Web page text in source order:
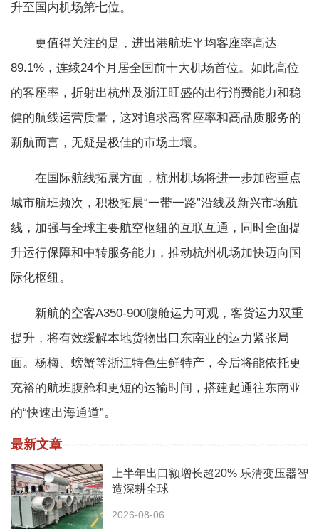
升至国内机场第七位。
更值得关注的是，进出港航班平均客座率高达
89.1%，连续24个月居全国前十大机场首位。如此高位
的客座率，折射出杭州及浙江旺盛的出行消费能力和稳
健的航线运营质量，这对追求高客座率和高品质服务的
新航而言，无疑是极佳的市场土壤。
在国际航线拓展方面，杭州机场将进一步加密重点
城市航班频次，积极拓展“一带一路”沿线及新兴市场航
线，加强与全球主要航空枢纽的互联互通，同时全面提
升运行保障和中转服务能力，推动杭州机场加快迈向国
际化枢纽。
新航的空客A350-900腹舱运力可观，客货运力双重
提升，将有效缓解本地货物出口东南亚的运力紧张局
面。杨梅、螃蟹等浙江特色生鲜特产，今后将能依托更
充裕的航班腹舱和更短的运输时间，搭建起通往东南亚
的“快速出海通道”。
最新文章
上半年出口额增长超20% 乐清变压器智
造深耕全球
2026-08-06